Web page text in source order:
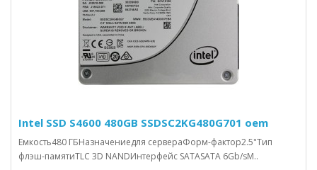
Intel SSD S4600 480GB SSDSC2KG480G701 oem
Емкость480 ГБНазначениедля сервераФорм-фактор2.5"Тип
флэш-памятиTLC 3D NANDИнтерфейс SATASATA 6Gb/sМ..